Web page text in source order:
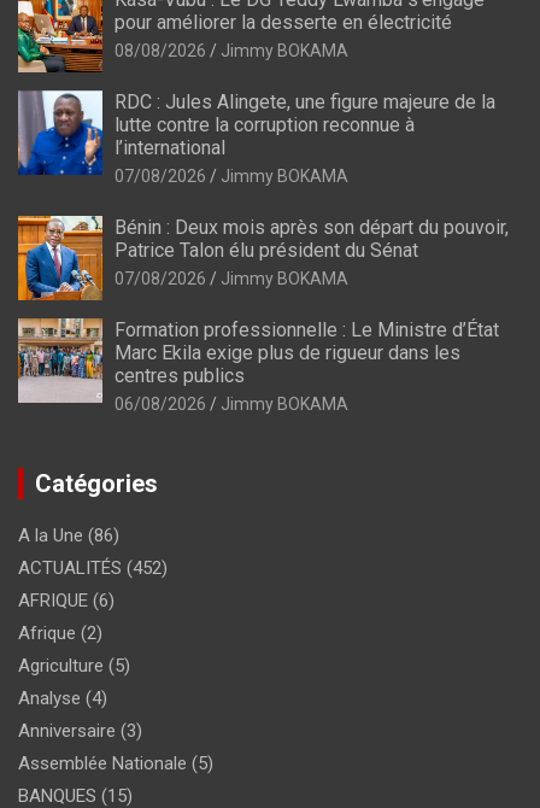
pour améliorer la desserte en électricité
08/08/2026 Jimmy BOKAMA
RDC : Jules Alingete, une figure majeure de la
lutte contre la corruption reconnue à
l’international
07/08/2026 Jimmy BOKAMA
Bénin : Deux mois après son départ du pouvoir,
Patrice Talon élu président du Sénat
07/08/2026 Jimmy BOKAMA
Formation professionnelle : Le Ministre d’État
Marc Ekila exige plus de rigueur dans les
centres publics
06/08/2026 Jimmy BOKAMA
Catégories
A la Une (86)
ACTUALITÉS (452)
AFRIQUE (6)
Afrique (2)
Agriculture (5)
Analyse (4)
Anniversaire (3)
Assemblée Nationale (5)
BANQUES (15)